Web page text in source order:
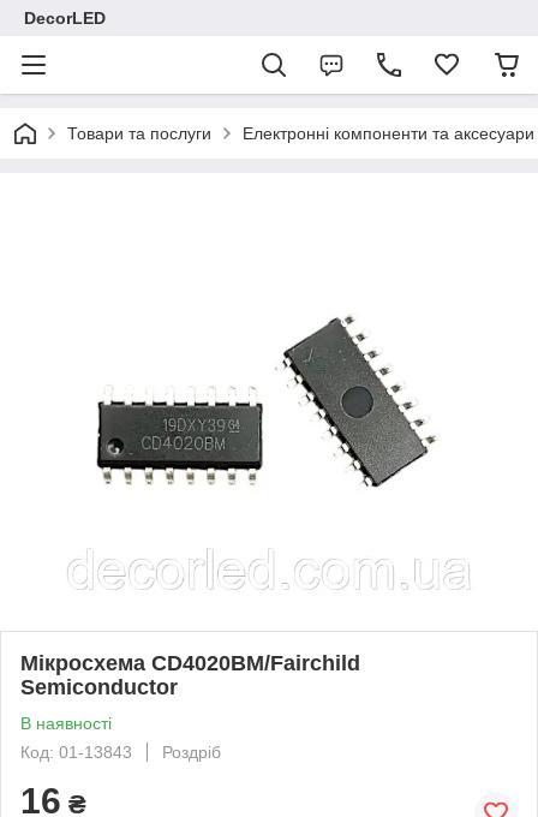
DecorLED
Товари та послуги Електронні компоненти та аксесуари
Мікросхема CD4020BM/Fairchild
Semiconductor
В наявності
Код: 01-13843
Роздріб
16 ₴